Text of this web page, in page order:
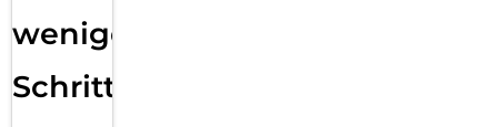
wenigen
Schritten